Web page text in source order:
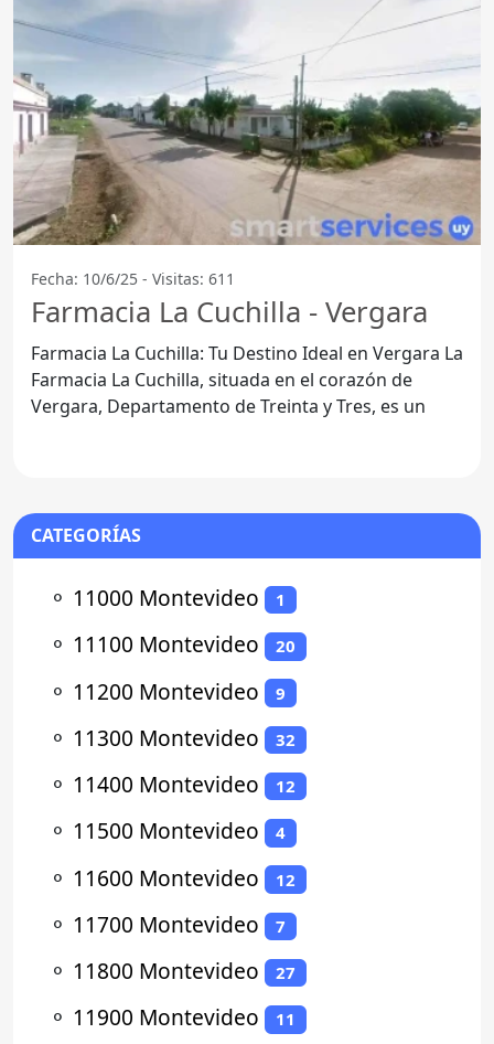
Fecha: 10/6/25 - Visitas: 611
Farmacia La Cuchilla - Vergara
Farmacia La Cuchilla: Tu Destino Ideal en Vergara La
Farmacia La Cuchilla, situada en el corazón de
Vergara, Departamento de Treinta y Tres, es un
CATEGORÍAS
⚬ 11000 Montevideo 1
⚬ 11100 Montevideo 20
⚬ 11200 Montevideo 9
⚬ 11300 Montevideo 32
⚬ 11400 Montevideo 12
⚬ 11500 Montevideo 4
⚬ 11600 Montevideo 12
⚬ 11700 Montevideo 7
⚬ 11800 Montevideo 27
⚬ 11900 Montevideo 11